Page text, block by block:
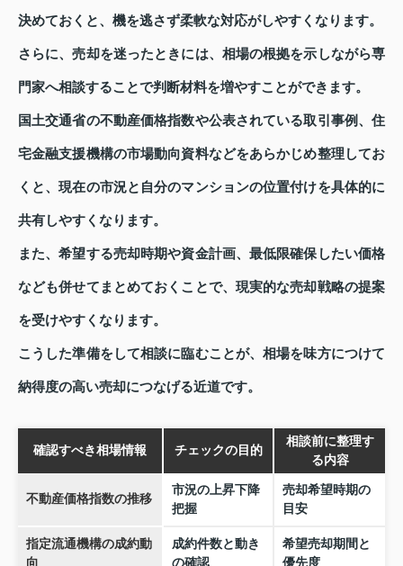
決めておくと、機を逃さず柔軟な対応がしやすくなります。
さらに、売却を迷ったときには、相場の根拠を示しながら専
門家へ相談することで判断材料を増やすことができます。
国土交通省の不動産価格指数や公表されている取引事例、住
宅金融支援機構の市場動向資料などをあらかじめ整理してお
くと、現在の市況と自分のマンションの位置付けを具体的に
共有しやすくなります。
また、希望する売却時期や資金計画、最低限確保したい価格
なども併せてまとめておくことで、現実的な売却戦略の提案
を受けやすくなります。
こうした準備をして相談に臨むことが、相場を味方につけて
納得度の高い売却につなげる近道です。
確認すべき相場情報 チェックの目的
相談前に整理す
る内容
不動産価格指数の推移
市況の上昇下降
把握
売却希望時期の
目安
指定流通機構の成約動
向
成約件数と動き
の確認
希望売却期間と
優先度